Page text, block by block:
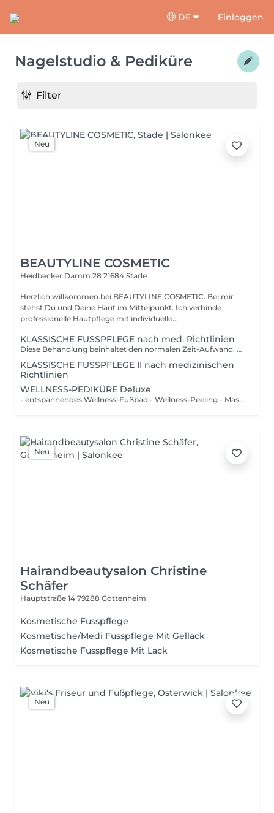
DE Einloggen
Nagelstudio & Pediküre
Filter
Neu
BEAUTYLINE COSMETIC
Heidbecker Damm 28 21684 Stade
Herzlich willkommen bei BEAUTYLINE COSMETIC. Bei mir
stehst Du und Deine Haut im Mittelpunkt. Ich verbinde
professionelle Hautpflege mit individuelle...
KLASSISCHE FUSSPFLEGE nach med. Richtlinien
Diese Behandlung beinhaltet den normalen Zeit-Aufwand. entspannendes Fußbad fachgerechte Nagelpflege, kürzen, feilen Reinigung der Nagelfalzen Entfernung leichter bis mittlerer Hornhaut Pflege der Haut und Nägel Abschlusspflege mit hochwertigen PediBaehr-Produkten Wünschen Sie Lackierung der Nägel, bitte separat Lack anklicken!
KLASSISCHE FUSSPFLEGE II nach medizinischen
Richtlinien
WELLNESS-PEDIKÜRE Deluxe
- entspannendes Wellness-Fußbad - Wellness-Peeling - Maske - Nägel kürzen und formen - Nagelhaut pflegen und entfernen - Hornhautentfernung - entspannende Fuß-und Unterschenkel-Massage - auf Wunsch Nägel lackieren - Abschlusspflege
Neu
Hairandbeautysalon Christine
Schäfer
Hauptstraße 14 79288 Gottenheim
Kosmetische Fusspflege
Kosmetische/Medi Fusspflege Mit Gellack
Kosmetische Fusspflege Mit Lack
Neu